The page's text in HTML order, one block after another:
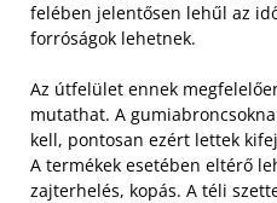
felében jelentősen lehűl az
forróságok lehetnek.
Az útfelület ennek
mutathat. A
kell, pontosan ezért lettek
A termékek esetében eltérő
zajterhelés, kopás. A téli